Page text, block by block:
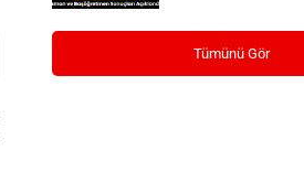
Tümünü Gör